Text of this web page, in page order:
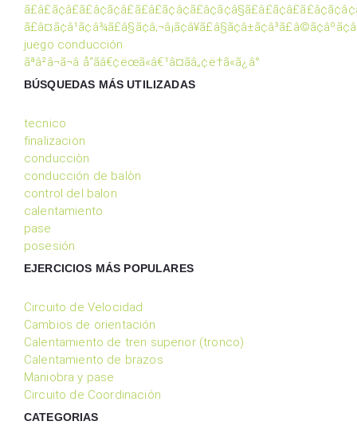
juego conducción
ãªâ²â¬ã¬â å“ãâ€¢ëœã«â€¹â¤ãâ„¢ë†ã«ã¿â°
BÚSQUEDAS MÁS UTILIZADAS
tecnico
finalizacion
conducciòn
conducción de balòn
control del balon
calentamiento
pase
posesión
EJERCICIOS MÁS POPULARES
Circuito de Velocidad
Cambios de orientación
Calentamiento de tren superior (tronco)
Calentamiento de brazos
Maniobra y pase
Circuito de Coordinación
CATEGORIAS